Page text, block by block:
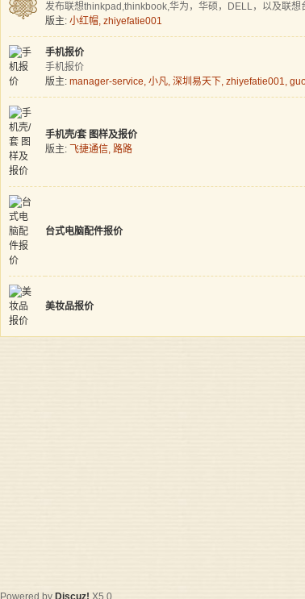
发布联想thinkpad,thinkbook,华为，华硕，DELL，以及联想
版主: 小红帽, zhiyefatie001
手机报价
手机报价
版主: manager-service, 小凡, 深圳易天下, zhiyefatie001,
手机壳/套 图样及报价
版主:
飞捷通信, 路路
台式电脑配件报价
美妆品报价
Powered by Discuz! X5.0